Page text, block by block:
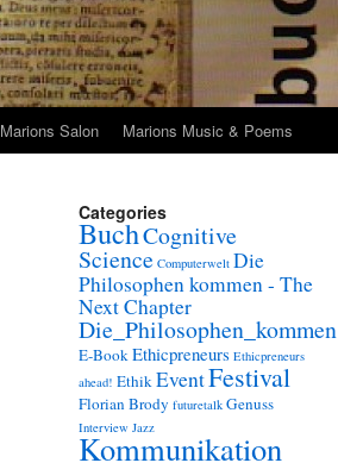
Marions Salon Marions Music & Poems
Categories
BuchCognitive
Science Computerwelt Die
Philosophen kommen - The
Next Chapter
Die_Philosophen_kommen
E-BookEthicpreneurs Ethicpreneurs
ahead! EthikEventFestival
Florian Brody futuretalk Genuss
Interview Jazz
Kommunikation